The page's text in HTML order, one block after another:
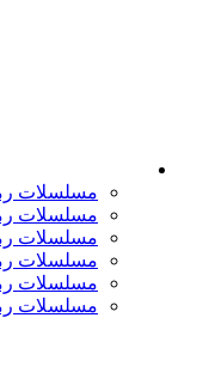
مسلسلات
مسلسلات
مسلسلات
مسلسلات
مسلسلات
مسلسلات